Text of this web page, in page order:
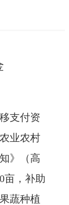
支付资
业农村
》（高
亩，补助
蔬种植